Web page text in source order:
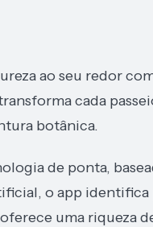
ao seu redor
cada
botânica.
de ponta,
o app identifica
uma riqueza